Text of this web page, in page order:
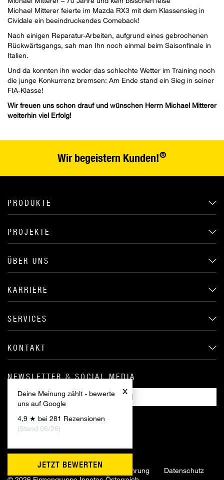
x
Deine Meinung zählt - bewerte
uns auf Google
4,9 ★ bei 281 Rezensionen
(Stand 06/26)
JETZT BEWERTEN
Michael Mitterer feierte im Mazda RX3 mit dem Klassensieg in
Cividale ein beeindruckendes Comeback!
Nach einigen Reparatur-Arbeiten, aufgrund eines gebrochenen
Rückwärtsgangs, sah man Ihn noch einmal beim Saisonfinale in
Italien.
Und da konnten ihn weder das schlechte Wetter im Training noch
die junge Konkurrenz bremsen: Am Ende stand ein Sieg in seiner
FIA-Klasse!
Wir freuen uns schon drauf und wünschen Herrn Michael Mitterer
weiterhin viel Erfolg!
Wir begeistern Kunden!®
PRODUKTE
PROJEKTE
ÜBER UNS
KARRIERE
SERVICES
KONTAKT
NEWSLETTER & SOCIAL MEDIA
ANMELDEN
Impressum AGB Widerrufsbelehrung Datenschutz